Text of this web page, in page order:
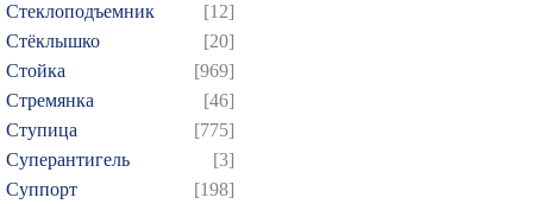
Стеклоподъемник
[12]
Стёклышко
[20]
Стойка
[969]
Стремянка
[46]
Ступица
[775]
Суперантигель
[3]
Суппорт
[198]